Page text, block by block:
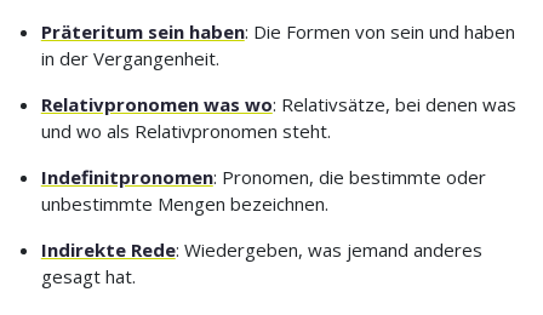
Präteritum sein haben: Die Formen von sein und haben
in der Vergangenheit.
Relativpronomen was wo: Relativsätze, bei denen was
und wo als Relativpronomen steht.
Indefinitpronomen: Pronomen, die bestimmte oder
unbestimmte Mengen bezeichnen.
Indirekte Rede: Wiedergeben, was jemand anderes
gesagt hat.